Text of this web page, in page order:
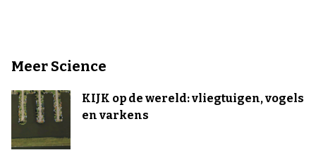
Meer Science
KIJK op de wereld: vliegtuigen, vogels
en varkens